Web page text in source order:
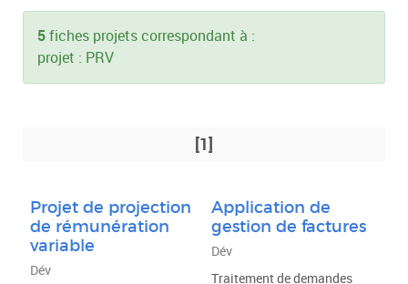
Technologie
Type de projet
5 fiches projets correspondant à :
projet : PRV
[1]
Projet de projection
de rémunération
variable
Dév
Application de
gestion de factures
Dév
Traitement de demandes